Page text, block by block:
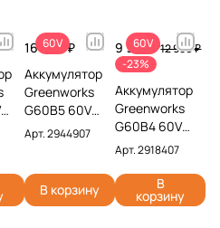
60V
16 990 ₽
Аккумулятор
Greenworks
G60B5 60V
2944907 (5
Ач)
Арт.2944907
В корзину
60V
9 990 ₽12 990 ₽
-23%
Аккумулятор
Greenworks
G60B4 60V
2918407 (4 Ач)
Арт.2918407
В
корзину